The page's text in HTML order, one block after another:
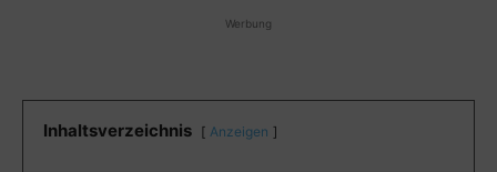
Werbung
Inhaltsverzeichnis Anzeigen